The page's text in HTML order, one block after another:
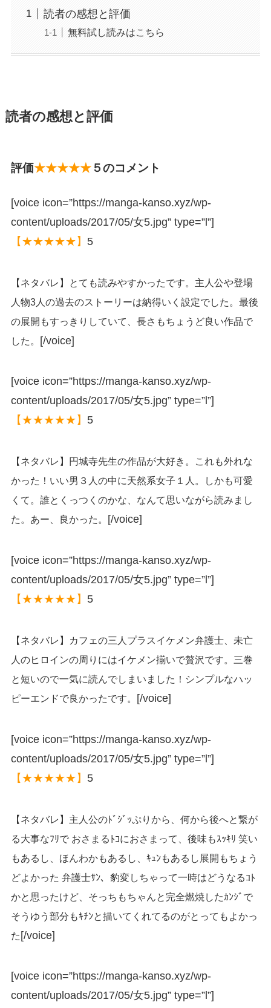
読者の感想と評価
無料試し読みはこちら
読者の感想と評価
評価★★★★★５のコメント
[voice icon=”https://manga-kanso.xyz/wp-
content/uploads/2017/05/女5.jpg” type=”l”]
【★★★★★】 5
【ネタバレ】とても読みやすかったです。主人公や登場
人物3人の過去のストーリーは納得いく設定でした。最後
の展開もすっきりしていて、長さもちょうど良い作品で
した。 [/voice]
[voice icon=”https://manga-kanso.xyz/wp-
content/uploads/2017/05/女5.jpg” type=”l”]
【★★★★★】 5
【ネタバレ】円城寺先生の作品が大好き。これも外れな
かった！いい男３人の中に天然系女子１人。しかも可愛
くて。誰とくっつくのかな、なんて思いながら読みまし
た。あー、良かった。
[/voice]
[voice icon=”https://manga-kanso.xyz/wp-
content/uploads/2017/05/女5.jpg” type=”l”]
【★★★★★】 5
【ネタバレ】カフェの三人プラスイケメン弁護士、未亡
人のヒロインの周りにはイケメン揃いで贅沢です。三巻
と短いので一気に読んでしまいました！シンプルなハッ
ピーエンドで良かったです。 [/voice]
[voice icon=”https://manga-kanso.xyz/wp-
content/uploads/2017/05/女5.jpg” type=”l”]
【★★★★★】 5
【ネタバレ】主人公のﾄﾞｼﾞｯぷりから、何から後へと繋が
る大事なﾌﾘで おさまるﾄｺにおさまって、後味もｽｯｷﾘ 笑い
もあるし、ほんわかもあるし、ｷｭﾝもあるし展開もちょう
どよかった 弁護士ｻﾝ、豹変しちゃって一時はどうなるｺﾄ
かと思ったけど、そっちもちゃんと完全燃焼したｶﾝｼﾞで
そうゆう部分もｷﾁﾝと描いてくれてるのがとってもよかっ
た[/voice]
[voice icon=”https://manga-kanso.xyz/wp-
content/uploads/2017/05/女5.jpg” type=”l”]